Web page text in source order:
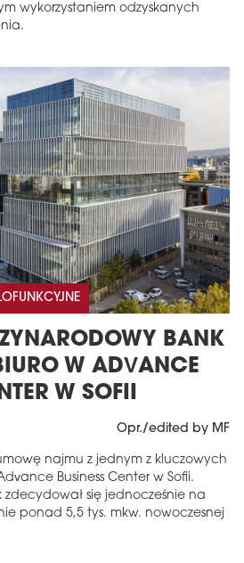
wykorzystaniem odzyskanych
BANK
W ADVANCE
W SOFII
Opr./edited by MF
najmu z jednym z kluczowych
Business Center w Sofii.
się jednocześnie na
ponad 5,5 tys. mkw. nowoczesnej